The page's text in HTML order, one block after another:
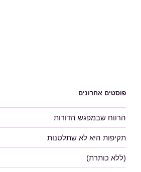
פוסטים אחרונים
הרווח שבמפגש הדורות
תקיפות היא לא שתלטנות
(ללא כותרת)